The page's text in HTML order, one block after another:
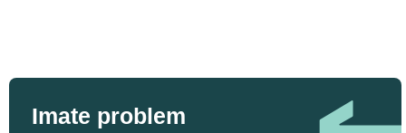
Imate problem